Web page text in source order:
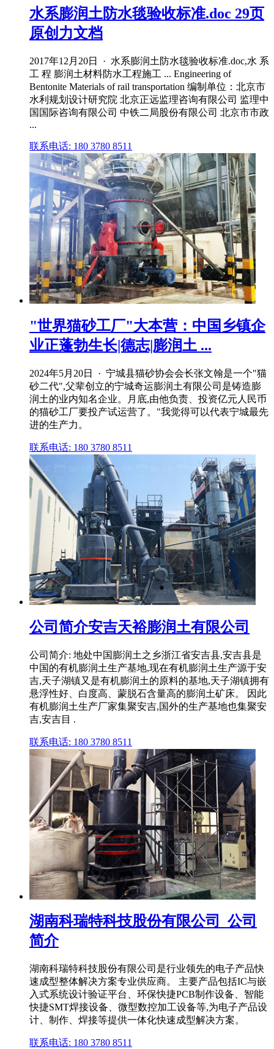
水系膨润土防水毯验收标准.doc 29页
原创力文档
2017年12月20日 · 水系膨润土防水毯验收标准.doc,水 系
工 程 膨润土材料防水工程施工 ... Engineering of
Bentonite Materials of rail transportation 编制单位：北京市
水利规划设计研究院 北京正远监理咨询有限公司 监理中
国国际咨询有限公司 中铁二局股份有限公司 北京市市政
...
联系电话: 180 3780 8511
"世界猫砂工厂"大本营：中国乡镇企
业正蓬勃生长|德志|膨润土 ...
2024年5月20日 · 宁城县猫砂协会会长张文翰是一个"猫
砂二代",父辈创立的宁城奇运膨润土有限公司是铸造膨
润土的业内知名企业。月底,由他负责、投资亿元人民币
的猫砂工厂要投产试运营了。"我觉得可以代表宁城最先
进的生产力。
联系电话: 180 3780 8511
公司简介安吉天裕膨润土有限公司
公司简介: 地处中国膨润土之乡浙江省安吉县,安吉县是
中国的有机膨润土生产基地,现在有机膨润土生产源于安
吉,天子湖镇又是有机膨润土的原料的基地,天子湖镇拥有
悬浮性好、白度高、蒙脱石含量高的膨润土矿床。 因此
有机膨润土生产厂家集聚安吉,国外的生产基地也集聚安
吉,安吉目 .
联系电话: 180 3780 8511
湖南科瑞特科技股份有限公司_公司
简介
湖南科瑞特科技股份有限公司是行业领先的电子产品快
速成型整体解决方案专业供应商。 主要产品包括IC与嵌
入式系统设计验证平台、环保快捷PCB制作设备、智能
快捷SMT焊接设备、微型数控加工设备等,为电子产品设
计、制作、焊接等提供一体化快速成型解决方案。
联系电话: 180 3780 8511